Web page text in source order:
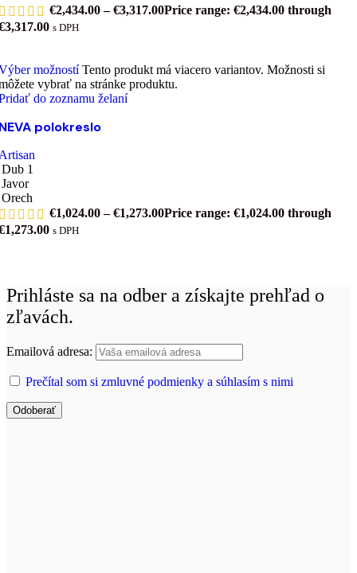
€2,434.00 – €3,317.00Price range: €2,434.00 through
s DPH
možností Tento produkt má viacero variantov. Možnosti si
vybrať na stránke produktu.
do zoznamu želaní
polokreslo
Dub 1
Javor
Orech
€1,024.00 – €1,273.00Price range: €1,024.00 through
s DPH
Prihláste sa na odber a získajte prehľad o
zľavách.
Emailová adresa:
Prečítal som si zmluvné podmienky a súhlasím s nimi